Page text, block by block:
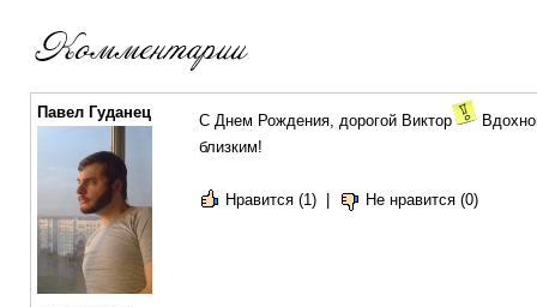
Павел Гуданец С Днем Рождения, дорогой Виктор
близким!
Нравится (1) Не нравится (0)